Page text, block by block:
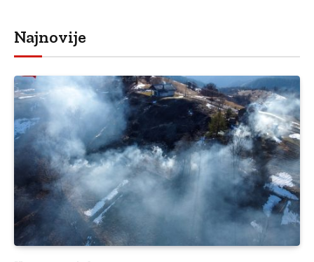
Najnovije